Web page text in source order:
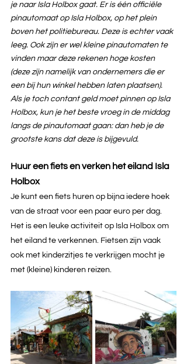
je naar Isla Holbox gaat. Er is één officiële
pinautomaat op Isla Holbox, op het plein
boven het politiebureau. Deze is echter vaak
leeg. Ook zijn er wel kleine pinautomaten te
vinden maar deze rekenen hoge kosten
(deze zijn namelijk van ondernemers die er
een bij hun winkel hebben laten plaatsen).
Als je toch contant geld moet pinnen op Isla
Holbox, kun je het beste vroeg in de middag
langs de pinautomaat gaan: dan heb je de
grootste kans dat deze is bijgevuld.
Huur een fiets en verken het eiland Isla
Holbox
Je kunt een fiets huren op bijna iedere hoek
van de straat voor een paar euro per dag.
Het is een leuke activiteit op Isla Holbox om
het eiland te verkennen. Fietsen zijn vaak
ook met kinderzitjes te verkrijgen mocht je
met (kleine) kinderen reizen.